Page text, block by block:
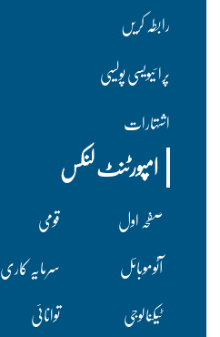
رابطہ کریں
پرا ئیویسی پولسیی
اشتہارات
امپورٹنٹ لنکس
صفحہ اول قومی
آٹوموبائل
سرمایہ کاری
ٹیکنالوجی
توانائی